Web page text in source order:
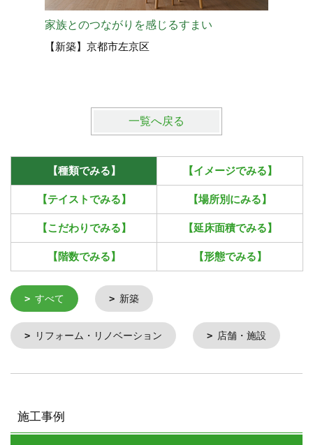
家族とのつながりを感じるすまい
【新築】京都市左京区
一覧へ戻る
【種類でみる】 【イメージでみる】
【テイストでみる】 【場所別にみる】
【こだわりでみる】 【延床面積でみる】
【階数でみる】 【形態でみる】
すべて 新築
リフォーム・リノベーション 店舗・施設
施工事例